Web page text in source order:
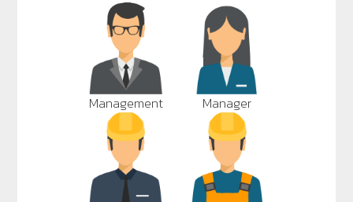
Management Manager